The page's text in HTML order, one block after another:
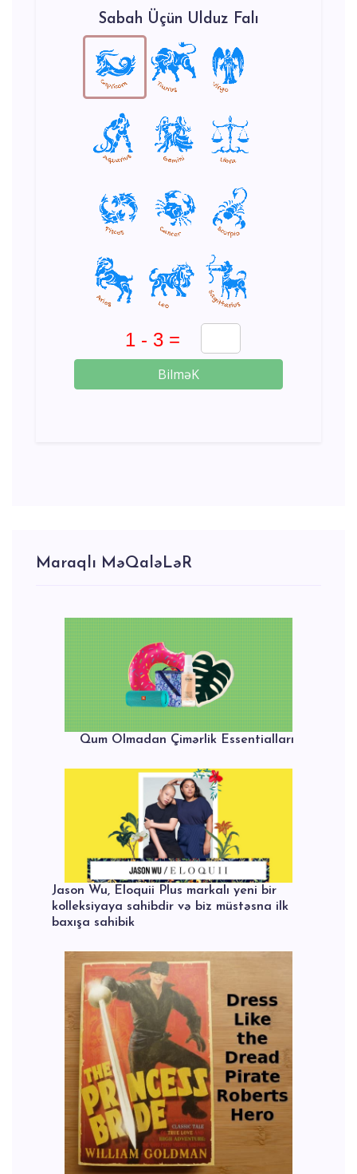
Sabah Üçün Ulduz Falı
BilməK
Maraqlı MəQaləLəR
Qum Olmadan Çimərlik Essentialları
Jason Wu, Eloquii Plus markalı yeni bir
kolleksiyaya sahibdir və biz müstəsna ilk
baxışa sahibik